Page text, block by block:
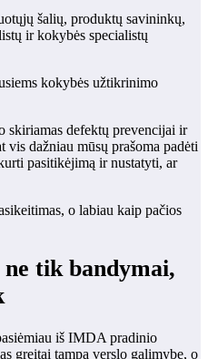
šalių, produktų savininkų,
ir kokybės specialistų
kokybės užtikrinimo
skiriamas defektų prevencijai ir
dažniau mūsų prašoma padėti
pasitikėjimą ir nustatyti, ar
o labiau kaip pačios
tik bandymai,
iš IMDA pradinio
greitai tampa verslo galimybe, o